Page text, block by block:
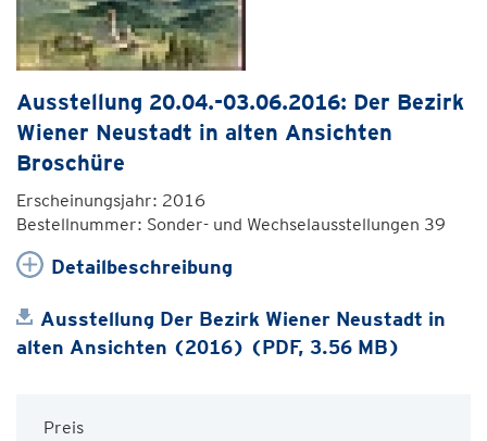
Ausstellung 20.04.-03.06.2016: Der Bezirk
Wiener Neustadt in alten Ansichten
Broschüre
Erscheinungsjahr: 2016
Bestellnummer: Sonder- und Wechselausstellungen 39
Detailbeschreibung
Ausstellung Der Bezirk Wiener Neustadt in
alten Ansichten (2016) (PDF, 3.56 MB)
Preis